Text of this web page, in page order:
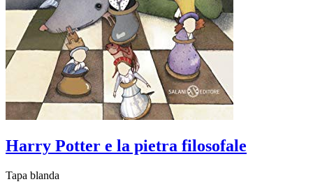
Harry Potter e la pietra filosofale
Tapa blanda